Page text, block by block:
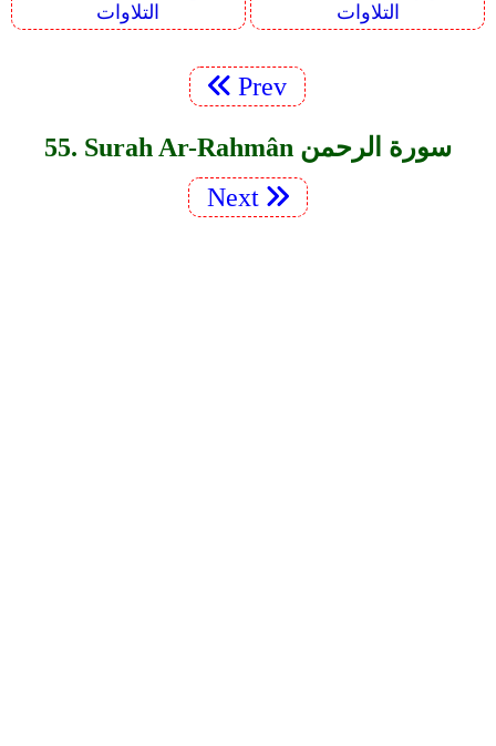
التلاوات
التلاوات
Prev
55. Surah Ar-Rahmân سورة الرحمن
Next